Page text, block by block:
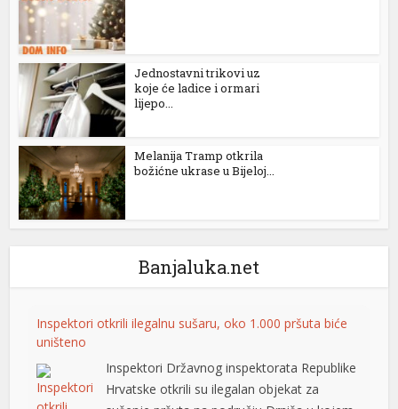
Jednostavni trikovi uz
koje će ladice i ormari
lijepo...
Melanija Tramp otkrila
božićne ukrase u Bijeloj...
Banjaluka.net
Inspektori otkrili ilegalnu sušaru, oko 1.000 pršuta biće
uništeno
Inspektori Državnog inspektorata Republike
Hrvatske otkrili su ilegalan objekat za